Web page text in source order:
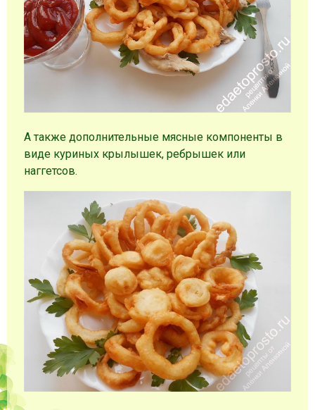
А также дополнительные мясные компоненты в
виде куриных крылышек, ребрышек или
наггетсов.